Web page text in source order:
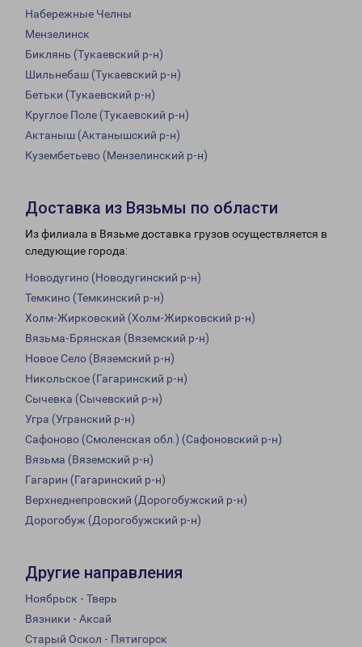
Набережные Челны
Мензелинск
Биклянь (Тукаевский р-н)
Шильнебаш (Тукаевский р-н)
Бетьки (Тукаевский р-н)
Круглое Поле (Тукаевский р-н)
Актаныш (Актанышский р-н)
Кузембетьево (Мензелинский р-н)
Доставка из Вязьмы по области
Из филиала в Вязьме доставка грузов осуществляется в
следующие города:
Новодугино (Новодугинский р-н)
Темкино (Темкинский р-н)
Холм-Жирковский (Холм-Жирковский р-н)
Вязьма-Брянская (Вяземский р-н)
Новое Село (Вяземский р-н)
Никольское (Гагаринский р-н)
Сычевка (Сычевский р-н)
Угра (Угранский р-н)
Сафоново (Смоленская обл.) (Сафоновский р-н)
Вязьма (Вяземский р-н)
Гагарин (Гагаринский р-н)
Верхнеднепровский (Дорогобужский р-н)
Дорогобуж (Дорогобужский р-н)
Другие направления
Ноябрьск - Тверь
Вязники - Аксай
Старый Оскол - Пятигорск